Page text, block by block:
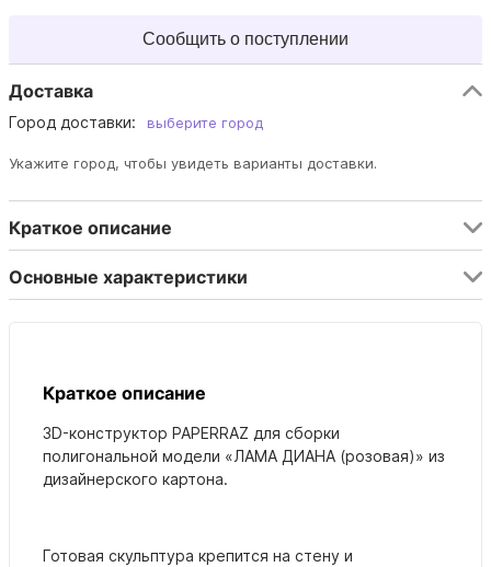
Сообщить о поступлении
Доставка
Город доставки: выберите город
Укажите город, чтобы увидеть варианты доставки.
Краткое описание
Основные характеристики
Краткое описание
3D-конструктор PAPERRAZ для сборки
полигональной модели «ЛАМА ДИАНА (розовая)» из
дизайнерского картона.
Готовая скульптура крепится на стену и